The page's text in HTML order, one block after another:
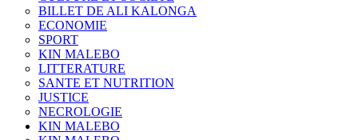
BILLET DE ALI KALONGA
ECONOMIE
SPORT
KIN MALEBO
LITTERATURE
SANTE ET NUTRITION
JUSTICE
NECROLOGIE
KIN MALEBO